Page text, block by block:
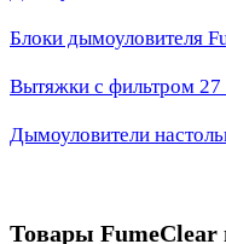
Блоки дымоуловителя
Вытяжки с фильтром 27
Дымоуловители
Товары